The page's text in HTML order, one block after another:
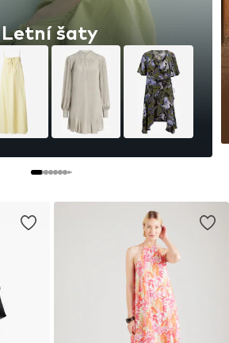
Letní šaty